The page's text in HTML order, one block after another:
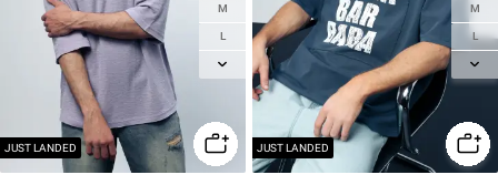
JUST LANDED
M
L
XL
JUST LANDED
M
L
XL